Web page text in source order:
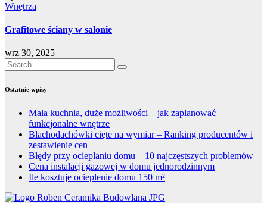
Wnętrza
Grafitowe ściany w salonie
wrz 30, 2025
Ostatnie wpisy
Mała kuchnia, duże możliwości – jak zaplanować
funkcjonalne wnętrze
Blachodachówki cięte na wymiar – Ranking producentów i
zestawienie cen
Błędy przy ocieplaniu domu – 10 najczęstszych problemów
Cena instalacji gazowej w domu jednorodzinnym
Ile kosztuje ocieplenie domu 150 m²